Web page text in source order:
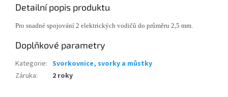
Detailní popis produktu
Pro snadné spojování 2 elektrických vodičů do průměru 2,5 mm.
Doplňkové parametry
Kategorie: Svorkovnice, svorky a můstky
Záruka: 2 roky